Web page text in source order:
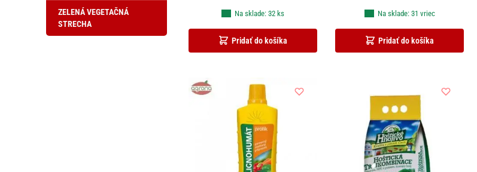
Pridať do košíka
Na sklade: 32 ks
Pridať do košíka
Na sklade: 31 vriec
ZELENÁ VEGETAČNÁ
STRECHA